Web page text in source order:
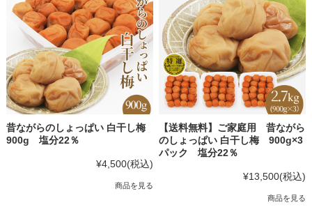
昔ながらのしょっぱい 白干し梅
900g 塩分22％
¥4,500(税込)
商品を見る
【送料無料】ご家庭用 昔ながら
のしょっぱい 白干し梅 900g×3
パック 塩分22％
¥13,500(税込)
商品を見る